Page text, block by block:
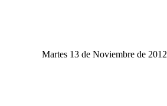
Martes 13 de Noviembre de 2012